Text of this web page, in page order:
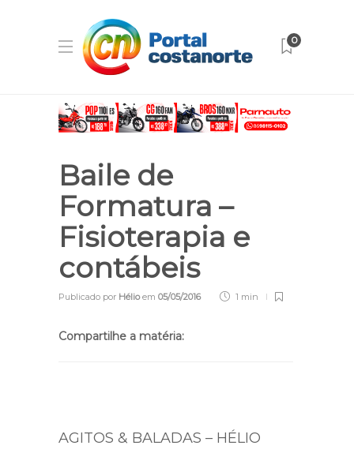
0
Baile de
Formatura –
Fisioterapia e
contábeis
Publicado por Hélioem 05/05/2016 1 min
Compartilhe a matéria:
AGITOS & BALADAS – HÉLIO